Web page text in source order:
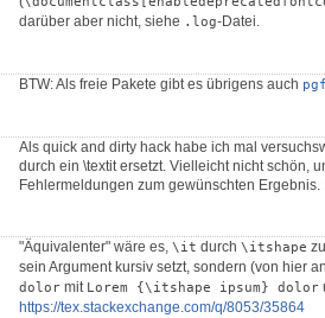
darüber aber nicht, siehe .log-Datei.
BTW: Als freie Pakete gibt es übrigens auch
Als quick and dirty hack habe ich mal
durch ein \textit ersetzt. Vielleicht nicht schön,
Fehlermeldungen zum gewünschten
"Äquivalenter" wäre es, \it durch \itshape
sein Argument kursiv setzt, sondern (von hier
dolor mit Lorem {\itshape ipsum} dolor
https://tex.stackexchange.com/q/8053/35864